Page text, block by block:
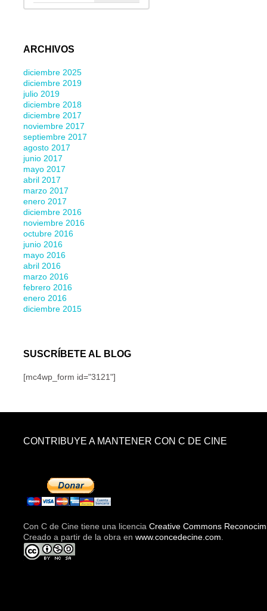
ARCHIVOS
diciembre 2025
diciembre 2019
julio 2019
diciembre 2018
diciembre 2017
noviembre 2017
septiembre 2017
agosto 2017
junio 2017
mayo 2017
abril 2017
marzo 2017
enero 2017
diciembre 2016
noviembre 2016
octubre 2016
junio 2016
mayo 2016
abril 2016
marzo 2016
febrero 2016
enero 2016
diciembre 2015
SUSCRÍBETE AL BLOG
[mc4wp_form id="3121"]
CONTRIBUYE A MANTENER CON C DE CINE
Con C de Cine tiene una licenciaCreative Commons
Creado a partir de la obra enwww.concedecine.com